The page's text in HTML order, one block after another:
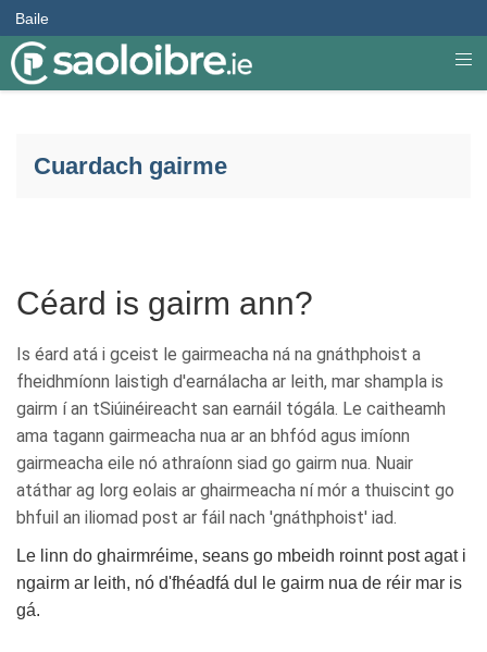
Baile
Cuardach gairme
Céard is gairm ann?
Is éard atá i gceist le gairmeacha ná na gnáthphoist a
fheidhmíonn laistigh d'earnálacha ar leith, mar shampla is
gairm í an tSiúinéireacht san earnáil tógála. Le caitheamh
ama tagann gairmeacha nua ar an bhfód agus imíonn
gairmeacha eile nó athraíonn siad go gairm nua. Nuair
atáthar ag lorg eolais ar ghairmeacha ní mór a thuiscint go
bhfuil an iliomad post ar fáil nach 'gnáthphoist' iad.
Le linn do ghairmréime, seans go mbeidh roinnt post agat i
ngairm ar leith, nó d'fhéadfá dul le gairm nua de réir mar is
gá.